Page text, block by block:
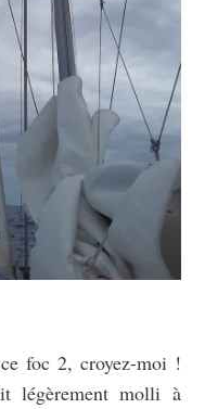
foc 2, croyez-moi !
légèrement molli à